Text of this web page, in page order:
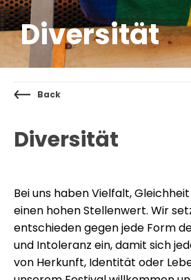
Diversität
Back
Diversität
Bei uns haben Vielfalt,
einen hohen Stellenwert. Wir
entschieden gegen jede Form
und Intoleranz ein, damit sich
von Herkunft, Identität oder